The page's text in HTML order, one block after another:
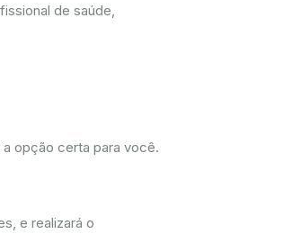
de saúde,
opção certa para você.
e realizará o